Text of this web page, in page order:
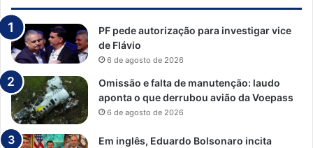
PF pede autorização para investigar vice
de Flávio
6 de agosto de 2026
Omissão e falta de manutenção: laudo
aponta o que derrubou avião da Voepass
6 de agosto de 2026
Em inglês, Eduardo Bolsonaro incita